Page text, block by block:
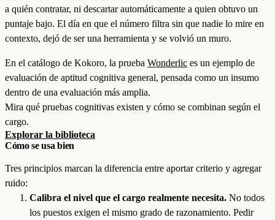
a quién contratar, ni descartar automáticamente a quien obtuvo un
puntaje bajo. El día en que el número filtra sin que nadie lo mire en
contexto, dejó de ser una herramienta y se volvió un muro.
En el catálogo de Kokoro, la prueba Wonderlic es un ejemplo de
evaluación de aptitud cognitiva general, pensada como un insumo
dentro de una evaluación más amplia.
Mira qué pruebas cognitivas existen y cómo se combinan según el
cargo.
Explorar la biblioteca
Cómo se usa bien
Tres principios marcan la diferencia entre aportar criterio y agregar
ruido:
Calibra el nivel que el cargo realmente necesita. No todos
los puestos exigen el mismo grado de razonamiento. Pedir